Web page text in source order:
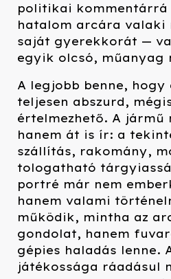
politikai
hatalom arcára valaki
saját gyerekkorát —
egyik olcsó, műanyag
A legjobb benne, hogy
teljesen abszurd,
értelmezhető. A jármű
hanem át is ír: a
szállítás, rakomány,
tologatható
portré már nem
hanem valami
működik, mintha az
gondolat, hanem
gépies haladás lenne.
játékossága ráadásul